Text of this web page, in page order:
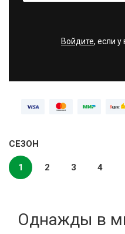
Войдите, если у
СЕЗОН
1 2 3 4
Однажды в